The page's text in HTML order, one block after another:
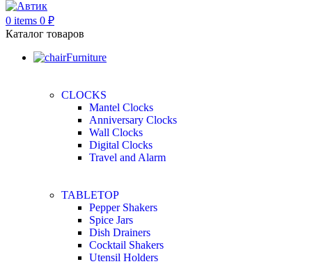
0 items 0 ₽
Каталог товаров
Furniture
CLOCKS
Mantel Clocks
Anniversary Clocks
Wall Clocks
Digital Clocks
Travel and Alarm
TABLETOP
Pepper Shakers
Spice Jars
Dish Drainers
Сocktail Shakers
Utensil Holders